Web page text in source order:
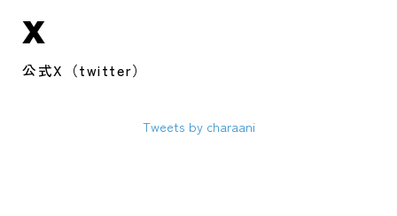
X
公式X（twitter）
Tweets by charaani